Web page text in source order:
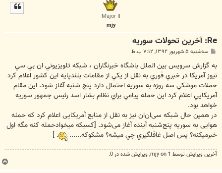
Major II
mjy
Re: آخرين تحولات سوريه
پ
ت
سه‌شنبه ۵ شهریور ۱۳۹۲, ۷:۱۲ ب.ظ
به گزارش سرويس بين‌ الملل باشگاه خبرنگاران ، شبکه تلويزيوني ان بي سي
نيوز آمريکا در خبري فوري به نقل از يکي از مقامات بلندپايه اين کشور اعلام کرد
حملات موشکي سه روزه به سوريه احتمال دارد پنج شنبه آغاز شود. اين مقام
آمريکايي اعلام کرد اين حمله پيامي براي نظام بشار اسد رئيس جمهور سوريه
خواهد بود.
در همین حال شبکه سی‌ان‌ان نیز به نقل از منابع آمریکایی اعلام کرد که حمله
هوایی به سوریه پنج‌شنبه آینده آغاز می‌شود. [كسيكه ميخوادحمله كنه مگه اول
خبرميكنه؟ پس اصل غافلگيري چي ميشه؟ مشكوكه......
. ]
آخرین ويرايش توسط 1 on mjy, ويرايش شده در 0.
ب